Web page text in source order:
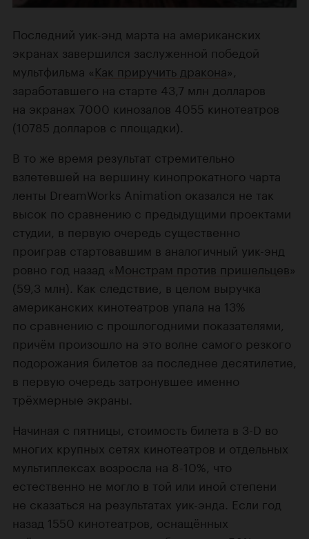
Последний уик-энд марта на американских
экранах завершился заслуженной победой
мультфильма «Как приручить дракона»,
заработавшего на старте 43,7 млн долларов
на экранах 7000 кинозалов 4055 кинотеатров
(10785 долларов с площадки).
В то же время результат стремительно
взлетевшей на вершину кинопрокатного чарта
ленты DreamWorks Animation оказался не так
высок по сравнению с предыдущими проектами
студии, в первую очередь существенно
проиграв стартовавшим в аналогичный уик-энд
ровно год назад «Монстрам против пришельцев»
(59,3 млн). Как следствие, в целом выручка
американских кинотеатров упала на 13%
по сравнению с прошлогодними показателями,
причём произошло на это волне самого резкого
подорожания билетов за последнее десятилетие,
в первую очередь затронувшее именно
трёхмерные экраны.
Начиная с пятницы, стоимость билета в 3-D во
многих крупных сетях кинотеатров и отдельных
мультиплексах возросла на 8-10%, что
естественно не могло в той или иной степени
не сказаться на результатах уик-энда. Если год
назад 1550 кинотеатров, оснащённых